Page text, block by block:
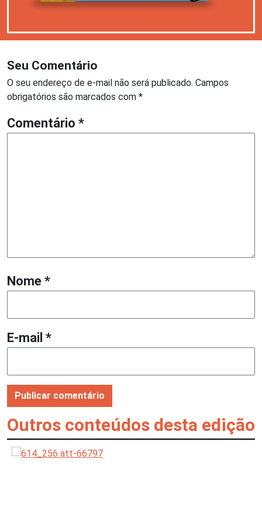
Seu Comentário
O seu endereço de e-mail não será publicado. Campos
obrigatórios são marcados com *
Comentário *
Nome *
E-mail *
Outros conteúdos desta edição